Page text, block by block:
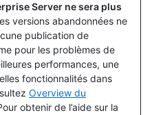
Server ne sera plus
versions abandonnées ne
publication de
pour les problèmes de
performances, une
fonctionnalités dans
Overview du
obtenir de l’aide sur la